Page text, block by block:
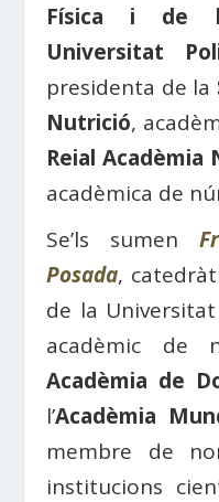
Física i de
Universitat
presidenta de la
Nutrició,
Reial Acadèmia
acadèmica de
Se’ls sumen
Posada,
de la
acadèmic de
Acadèmia de
l’Acadèmia
membre de
institucions